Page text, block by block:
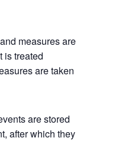
measures are
is treated
are taken
are stored
after which they